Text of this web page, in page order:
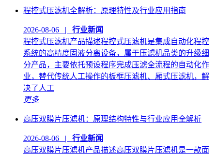
程控式压滤机全解析：原理特性及行业应用指南
2026-08-06 | 行业新闻
程控式压滤机产品描述程控式压滤机是集成自动化程控
系统的高精度固液分离设备，属于压滤机品类的升级细
分产品，主要依托预设程序完成压滤全流程的自动化作
业，替代传统人工操作的板框压滤机、厢式压滤机，解
决了人工
更多
高压双膜片压滤机：原理结构特性与行业应用全解析
2026-08-06 | 行业新闻
高压双膜片压滤机产品描述高压双膜片压滤机是一款面